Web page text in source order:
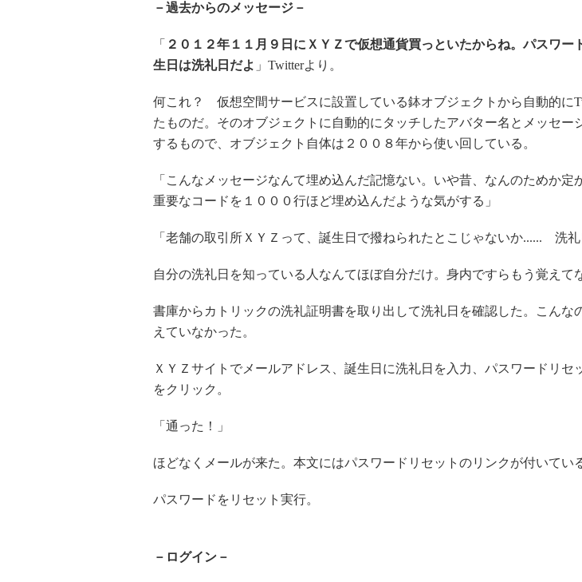
－過去からのメッセージ－
「 ２０１２年１１月９日にＸＹＺで仮想通貨買っといたからね。パスワー
生日は洗礼日だよ 」 Twitterより。
何これ？ 仮想空間サービスに設置している鉢オブジェクトから自動的に
たものだ。そのオブジェクトに自動的にタッチしたアバター名とメッセー
するもので、オブジェクト自体は２００８年から使い回している。
「こんなメッセージなんて埋め込んだ記憶ない。いや昔、なんのためか定
重要なコードを１０００行ほど埋め込んだような気がする」
「老舗の取引所ＸＹＺって、誕生日で撥ねられたとこじゃないか...... 洗礼
自分の洗礼日を知っている人なんてほぼ自分だけ。身内ですらもう覚えて
書庫からカトリックの洗礼証明書を取り出して洗礼日を確認した。こんな
えていなかった。
ＸＹＺサイトでメールアドレス、誕生日に洗礼日を入力、パスワードリセ
をクリック。
「通った！」
ほどなくメールが来た。本文にはパスワードリセットのリンクが付いてい
パスワードをリセット実行。
－ログイン－